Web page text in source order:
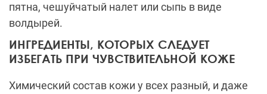
пятна, чешуйчатый налет или сыпь в виде
волдырей.
ИНГРЕДИЕНТЫ, КОТОРЫХ СЛЕДУЕТ
ИЗБЕГАТЬ ПРИ ЧУВСТВИТЕЛЬНОЙ КОЖЕ
Химический состав кожи у всех разный, и даже